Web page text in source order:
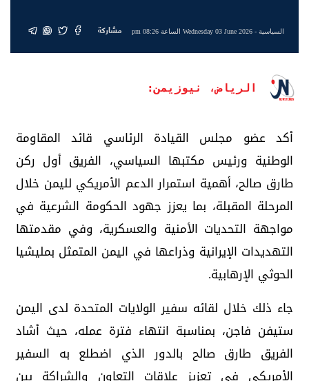
السياسية- Wednesday 03 June 2026 الساعة 08:26 pm مشاركة
الرياض، نيوزيمن:
أكد عضو مجلس القيادة الرئاسي قائد المقاومة
الوطنية ورئيس مكتبها السياسي، الفريق أول ركن
طارق صالح، أهمية استمرار الدعم الأمريكي لليمن خلال
المرحلة المقبلة، بما يعزز جهود الحكومة الشرعية في
مواجهة التحديات الأمنية والعسكرية، وفي مقدمتها
التهديدات الإيرانية وذراعها في اليمن المتمثل بمليشيا
الحوثي الإرهابية.
جاء ذلك خلال لقائه سفير الولايات المتحدة لدى اليمن
ستيفن فاجن، بمناسبة انتهاء فترة عمله، حيث أشاد
الفريق طارق صالح بالدور الذي اضطلع به السفير
الأمريكي في تعزيز علاقات التعاون والشراكة بين